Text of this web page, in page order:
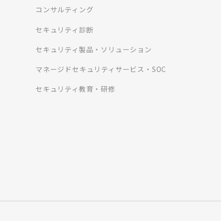
コンサルティング
セキュリティ診断
セキュリティ製品・ソリューション
マネージドセキュリティサービス・SOC
セキュリティ教育・研修